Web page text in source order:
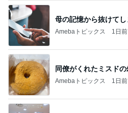
母の記憶から抜けて
Amebaトピックス 1日前
同僚がくれたミスド
Amebaトピックス 1日前